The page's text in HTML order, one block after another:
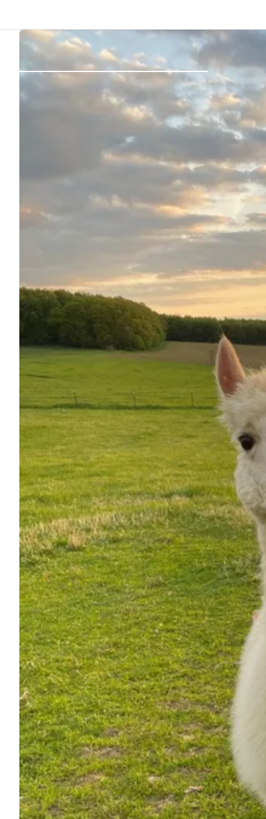
Devenir hôte·sse
Emplacements
Demande à Howdy
Inspiration photo
Conseils et inspirations
Récits d'aventures
Bons cadeaux
À propos de nous
Shop
Contact
Select language